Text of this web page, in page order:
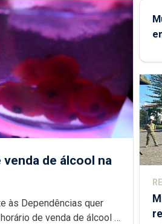
venda de álcool na
às Dependências quer
de venda de álcool à